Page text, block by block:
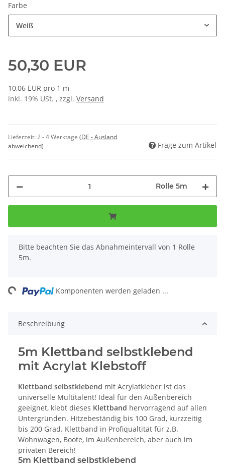
Farbe
Weiß
50,30 EUR
10,06 EUR pro 1 m
inkl. 19% USt. , zzgl. Versand
Lieferzeit:2 - 4 Werktage (DE - Ausland
abweichend)
Frage zum Artikel
Rolle 5m
x
Bitte beachten Sie das Abnahmeintervall von 1 Rolle
5m.
Komponenten werden geladen ...
Beschreibung
5m Klettband selbstklebend
mit Acrylat Klebstoff
Klettband selbstklebend mit Acrylatkleber ist das
universelle Multitalent! Ideal für den Außenbereich
geeignet, klebt dieses Klettband hervorragend auf allen
Untergründen. Hitzebeständig bis 100 Grad, kurzzeitig
bis 200 Grad. Klettband in Profiqualtität für z.B.
Wohnwagen, Boote, im Außenbereich, aber auch im
privaten Bereich!
5m Klettband selbstklebend